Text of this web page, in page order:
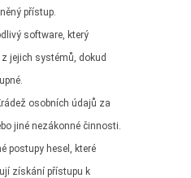
přístup.
software, který
jejich systémů, dokud
osobních údajů za
jiné nezákonné činnosti.
postupy hesel, které
získání přístupu k